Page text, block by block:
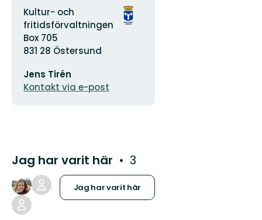
Adress
Kultur- och
fritidsförvaltningen
Box 705
831 28 Östersund
postadress
Jens Tirén
Kontakt via e-post
Organisationens
logotyp
Jag har varit här 3
Jag har varit här